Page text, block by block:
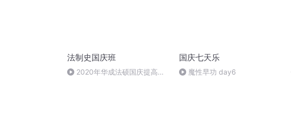
法制史国庆班
2020年华成法硕国庆提高班
国庆七天乐
魔性早功 day6